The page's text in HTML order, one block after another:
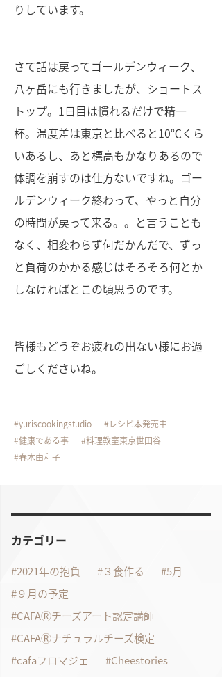
りしています。
さて話は戻ってゴールデンウィーク、
八ヶ岳にも行きましたが、ショートス
トップ。1日目は慣れるだけで精一
杯。温度差は東京と比べると10℃くら
いあるし、あと標高もかなりあるので
体調を崩すのは仕方ないですね。ゴー
ルデンウィーク終わって、やっと自分
の時間が戻って来る。。と言うことも
なく、相変わらず何だかんだで、ずっ
と負荷のかかる感じはそろそろ何とか
しなければとこの頃思うのです。
皆様もどうぞお疲れの出ない様にお過
ごしくださいね。
yuriscookingstudio
レシピ本発売中
健康である事
料理教室東京世田谷
春木由利子
カテゴリー
2021年の抱負 ３食作る
5月
９月の予定
CAFAⓇチーズアート認定講師
CAFAⓇナチュラルチーズ検定
cafaフロマジェ
Cheestories